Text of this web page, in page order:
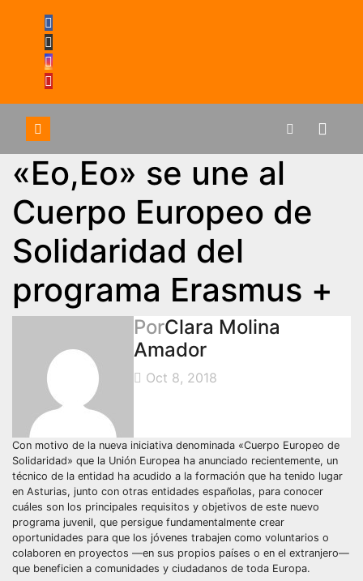
contenido
«Eo,Eo» se une al
Cuerpo Europeo de
Solidaridad del
programa Erasmus +
PorClara Molina
Amador
Oct 8, 2018
Con motivo de la nueva iniciativa denominada «Cuerpo Europeo de
Solidaridad» que la Unión Europea ha anunciado recientemente, un
técnico de la entidad ha acudido a la formación que ha tenido lugar
en Asturias, junto con otras entidades españolas, para conocer
cuáles son los principales requisitos y objetivos de este nuevo
programa juvenil, que persigue fundamentalmente crear
oportunidades para que los jóvenes trabajen como voluntarios o
colaboren en proyectos —en sus propios países o en el extranjero—
que beneficien a comunidades y ciudadanos de toda Europa.